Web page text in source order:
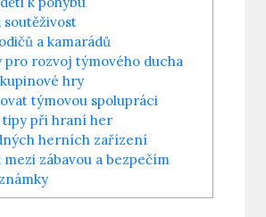
soutěživost
a kamarádů
pro rozvoj týmového ducha
hry
týmovou spolupráci
tipy při hraní her
herních zařízení
mezi zábavou a bezpečím